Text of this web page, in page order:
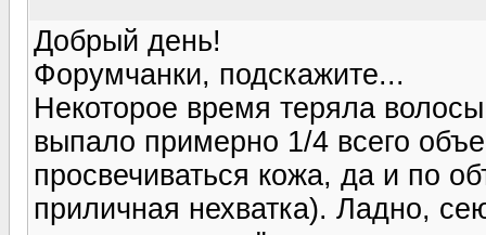
Добрый день!
Форумчанки, подскажите...
Некоторое время теряла
выпало примерно 1/4 всего
просвечиваться кожа, да и по
приличная нехватка). Ладно,